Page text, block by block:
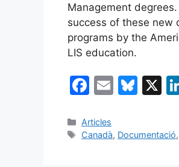
Management
success of these new
programs by the
LIS education.
F
c
e
E
l
Bl
s
X
Categories
Articles
Etiquetes
Canadà, Documentació,